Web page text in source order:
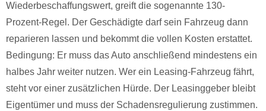
Wiederbeschaffungswert, greift die sogenannte 130-
Prozent-Regel. Der Geschädigte darf sein Fahrzeug dann
reparieren lassen und bekommt die vollen Kosten erstattet.
Bedingung: Er muss das Auto anschließend mindestens ein
halbes Jahr weiter nutzen. Wer ein Leasing-Fahrzeug fährt,
steht vor einer zusätzlichen Hürde. Der Leasinggeber bleibt
Eigentümer und muss der Schadensregulierung zustimmen.